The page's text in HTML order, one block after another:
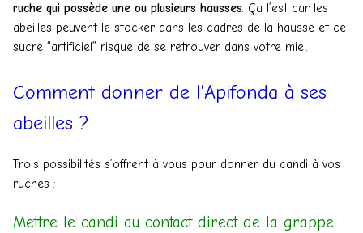
ruche qui possède une ou plusieurs hausses. Ça l’est car les
abeilles peuvent le stocker dans les cadres de la hausse et ce
sucre “artificiel” risque de se retrouver dans votre miel.
Comment donner de l'Apifonda à ses
abeilles ?
Trois possibilités s’offrent à vous pour donner du candi à vos
ruches :
Mettre le candi au contact direct de la grappe